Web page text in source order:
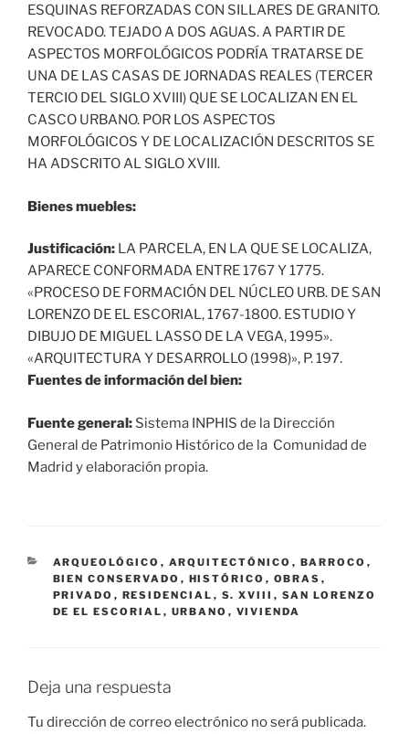
ESQUINAS REFORZADAS CON SILLARES DE GRANITO.
REVOCADO. TEJADO A DOS AGUAS. A PARTIR DE
ASPECTOS MORFOLÓGICOS PODRÍA TRATARSE DE
UNA DE LAS CASAS DE JORNADAS REALES (TERCER
TERCIO DEL SIGLO XVIII) QUE SE LOCALIZAN EN EL
CASCO URBANO. POR LOS ASPECTOS
MORFOLÓGICOS Y DE LOCALIZACIÓN DESCRITOS SE
HA ADSCRITO AL SIGLO XVIII.
Bienes muebles:
Justificación: LA PARCELA, EN LA QUE SE LOCALIZA,
APARECE CONFORMADA ENTRE 1767 Y 1775.
«PROCESO DE FORMACIÓN DEL NÚCLEO URB. DE SAN
LORENZO DE EL ESCORIAL, 1767-1800. ESTUDIO Y
DIBUJO DE MIGUEL LASSO DE LA VEGA, 1995».
«ARQUITECTURA Y DESARROLLO (1998)», P. 197.
Fuentes de información del bien:
Fuente general: Sistema INPHIS de la Dirección
General de Patrimonio Histórico de la Comunidad de
Madrid y elaboración propia.
CATEGORÍAS
ARQUEOLÓGICO , ARQUITECTÓNICO , BARROCO ,
BIEN CONSERVADO , HISTÓRICO , OBRAS ,
PRIVADO , RESIDENCIAL , S. XVIII , SAN LORENZO
DE EL ESCORIAL , URBANO , VIVIENDA
Deja una respuesta
Tu dirección de correo electrónico no será publicada.